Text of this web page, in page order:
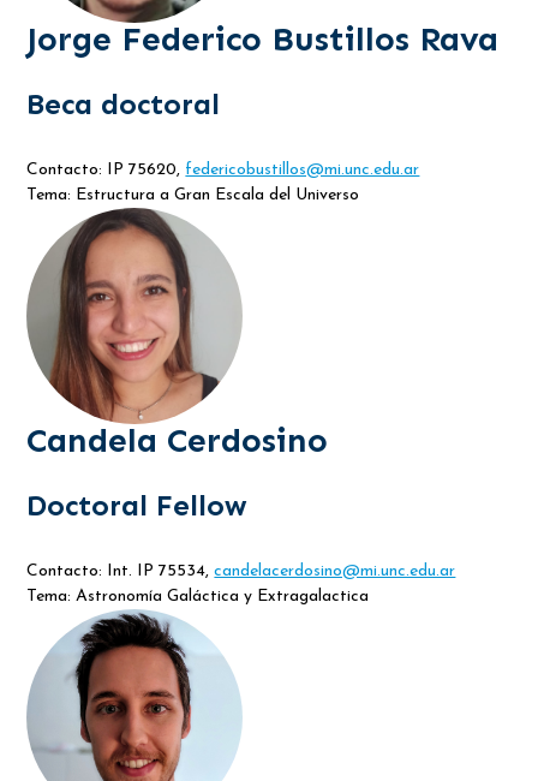
Jorge Federico Bustillos Rava
Beca doctoral
Contacto: IP 75620, federicobustillos@mi.unc.edu.ar
Tema: Estructura a Gran Escala del Universo
Candela Cerdosino
Doctoral Fellow
Contacto: Int. IP 75534,candelacerdosino@mi.unc.edu.ar
Tema: Astronomía Galáctica y Extragalactica